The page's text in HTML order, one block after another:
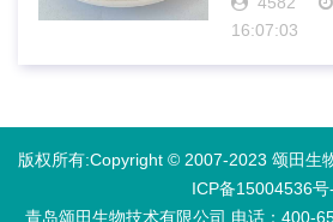
植物激素等
有增强作物
发达、提高
16:07:03
版权所有:Copyright © 2007-2023 颂田生
ICP备15004536号
青岛颂田生物技术有限公司 电话：400-